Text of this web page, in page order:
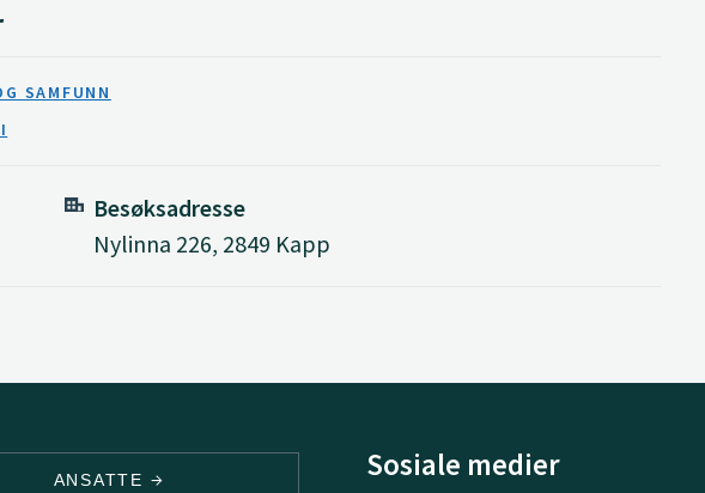
SAMFUNN
Besøksadresse
Nylinna 226, 2849 Kapp
ANSATTE Sosiale medier